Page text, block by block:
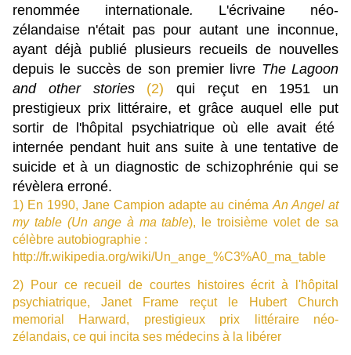
renommée internationale. L'écrivaine néo-
zélandaise n'était pas pour autant une inconnue,
ayant déjà publié plusieurs recueils de nouvelles
depuis le succès de son premier livre The Lagoon
and other stories
(2)
qui reçut en 1951 un
prestigieux prix littéraire, et grâce auquel elle put
sortir de l'hôpital psychiatrique où elle avait été
internée pendant huit ans suite à une tentative de
suicide et à un diagnostic de schizophrénie qui se
révèlera erroné.
1) En 1990, Jane Campion adapte au cinémaAn Angel at
my table (Un ange à ma table), le troisième volet de sa
célèbre autobiographie :
http://fr.wikipedia.org/wiki/Un_ange_%C3%A0_ma_table
2) Pour ce recueil de courtes histoires écrit à l'hôpital
psychiatrique, Janet Frame reçut le Hubert Church
memorial Harward, prestigieux prix littéraire néo-
zélandais, ce qui incita ses médecins à la libérer